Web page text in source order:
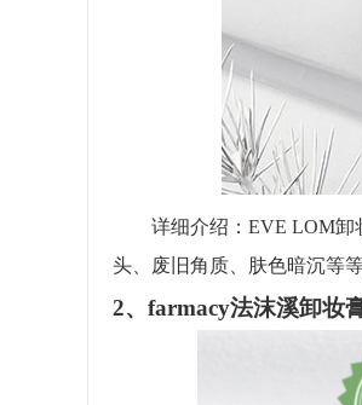
详细介绍：EVE LOM卸妆
头、废旧角质、肤色暗沉等
2、farmacy法沫溪卸妆